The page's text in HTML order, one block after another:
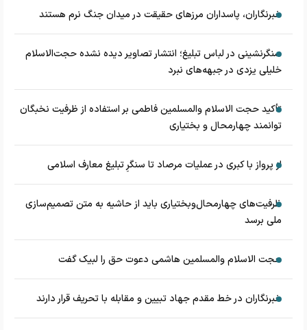
خبرنگاران، پاسداران مرزهای حقیقت در میدان جنگ نرم هستند
سنگرنشینی در لباس تبلیغ؛ انتشار تصاویر دیده نشده حجت‌الاسلام
خلیلی یزدی در جبهه‌های نبرد
تأکید حجت الاسلام والمسلمین فاطمی بر استفاده از ظرفیت نخبگان
توانمند چهارمحال و بختیاری
از پرواز با کبری در عملیات مرصاد تا سنگرِ تبلیغ معارف اسلامی
ظرفیت‌های چهارمحال‌وبختیاری باید از حاشیه به متن تصمیم‌سازی
ملی برسد
حجت الاسلام والمسلمین هاشمی دعوت حق را لبیک گفت
خبرنگاران در خط مقدم جهاد تبیین و مقابله با تحریف قرار دارند